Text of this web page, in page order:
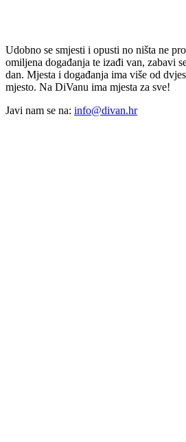
Udobno se smjesti i opusti no ništa ne
omiljena događanja te izađi van, zabavi
dan. Mjesta i događanja ima više od
mjesto. Na DiVanu ima mjesta za sve!
Javi nam se na: info@divan.hr